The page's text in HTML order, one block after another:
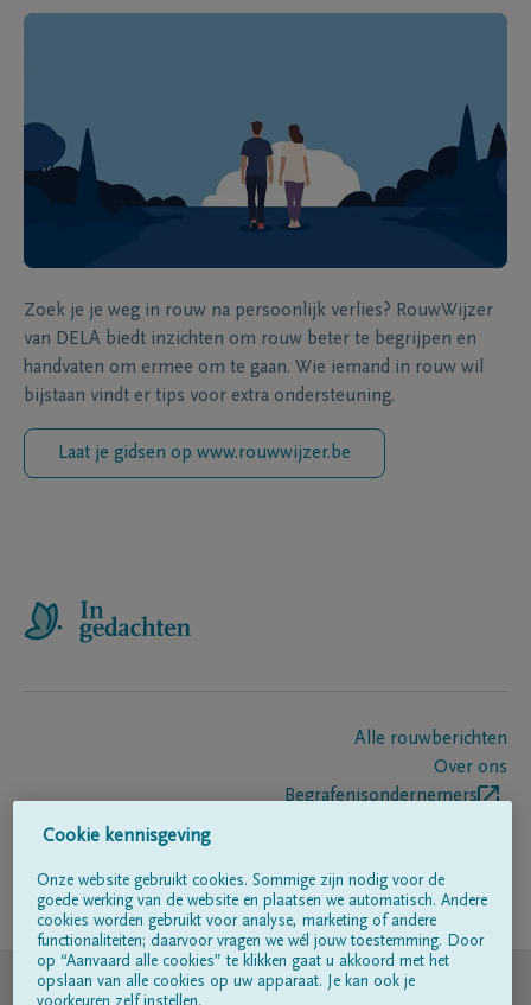
Zoek je je weg in rouw na persoonlijk verlies? RouwWijzer
van DELA biedt inzichten om rouw beter te begrijpen en
handvaten om ermee om te gaan. Wie iemand in rouw wil
bijstaan vindt er tips voor extra ondersteuning.
Laat je gidsen op www.rouwwijzer.be
Alle rouwberichten
Over ons
Begrafenisondernemers
Volg ons op
© DELA
Cookie kennisgeving
Onze website gebruikt cookies. Sommige zijn nodig voor de
goede werking van de website en plaatsen we automatisch. Andere
cookies worden gebruikt voor analyse, marketing of andere
functionaliteiten; daarvoor vragen we wél jouw toestemming. Door
op “Aanvaard alle cookies” te klikken gaat u akkoord met het
opslaan van alle cookies op uw apparaat. Je kan ook je